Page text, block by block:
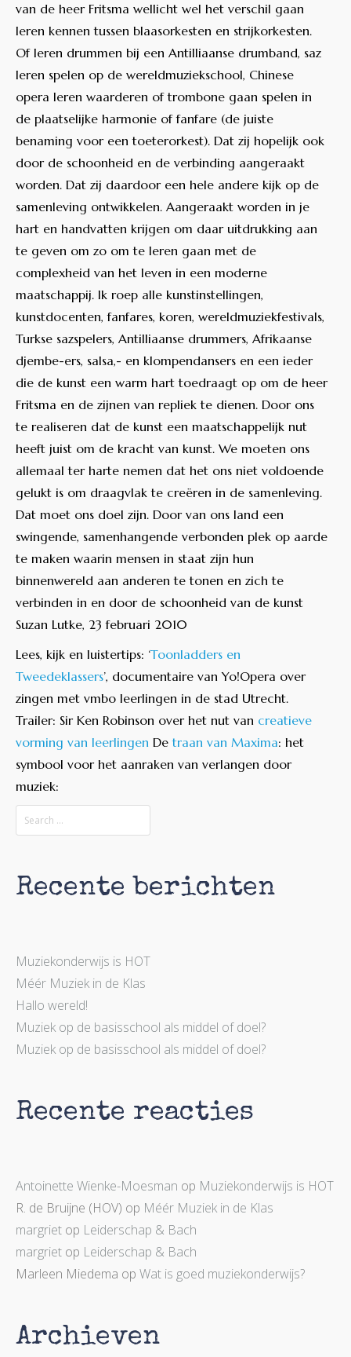
van de heer Fritsma wellicht wel het verschil gaan
leren kennen tussen blaasorkesten en strijkorkesten.
Of leren drummen bij een Antilliaanse drumband, saz
leren spelen op de wereldmuziekschool, Chinese
opera leren waarderen of trombone gaan spelen in
de plaatselijke harmonie of fanfare (de juiste
benaming voor een toeterorkest). Dat zij hopelijk ook
door de schoonheid en de verbinding aangeraakt
worden. Dat zij daardoor een hele andere kijk op de
samenleving ontwikkelen. Aangeraakt worden in je
hart en handvatten krijgen om daar uitdrukking aan
te geven om zo om te leren gaan met de
complexheid van het leven in een moderne
maatschappij. Ik roep alle kunstinstellingen,
kunstdocenten, fanfares, koren, wereldmuziekfestivals,
Turkse sazspelers, Antilliaanse drummers, Afrikaanse
djembe-ers, salsa,- en klompendansers en een ieder
die de kunst een warm hart toedraagt op om de heer
Fritsma en de zijnen van repliek te dienen. Door ons
te realiseren dat de kunst een maatschappelijk nut
heeft juist om de kracht van kunst. We moeten ons
allemaal ter harte nemen dat het ons niet voldoende
gelukt is om draagvlak te creëren in de samenleving.
Dat moet ons doel zijn. Door van ons land een
swingende, samenhangende verbonden plek op aarde
te maken waarin mensen in staat zijn hun
binnenwereld aan anderen te tonen en zich te
verbinden in en door de schoonheid van de kunst
Suzan Lutke, 23 februari 2010
Lees, kijk en luistertips: ‘Toonladders en
Tweedeklassers’, documentaire van Yo!Opera over
zingen met vmbo leerlingen in de stad Utrecht.
Trailer: Sir Ken Robinson over het nut van creatieve
vorming van leerlingen Detraan van Maxima: het
symbool voor het aanraken van verlangen door
muziek:
Recente berichten
Muziekonderwijs is HOT
Méér Muziek in de Klas
Hallo wereld!
Muziek op de basisschool als middel of doel?
Muziek op de basisschool als middel of doel?
Recente reacties
Antoinette Wienke-Moesman op Muziekonderwijs is HOT
R. de Bruijne (HOV) op Méér Muziek in de Klas
margriet op Leiderschap & Bach
margriet op Leiderschap & Bach
Marleen Miedema op Wat is goed muziekonderwijs?
Archieven